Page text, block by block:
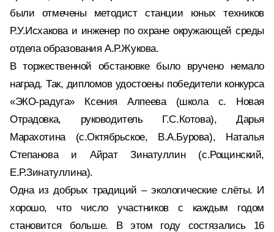
были отмечены методист станции юных техников
Р.У.Исхакова и инженер по охране окружающей среды
отдела образования А.Р.Жукова.
В торжественной обстановке было вручено немало
наград. Так, дипломов удостоены победители конкурса
«ЭКО-радуга» Ксения Алпеева (школа с. Новая
Отрадовка, руководитель Г.С.Котова), Дарья
Марахотина (с.Октябрьское, В.А.Бурова), Наталья
Степанова и Айрат Зинатуллин (с.Рощинский,
Е.Р.Зинатуллина).
Одна из добрых традиций – экологические слёты. И
хорошо, что число участников с каждым годом
становится больше. В этом году состязались 16